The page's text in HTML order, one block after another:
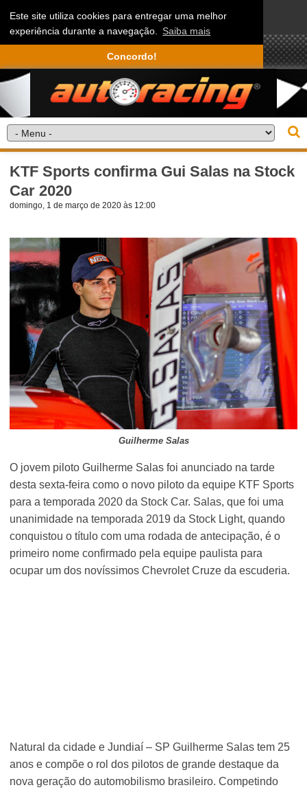
Este site utiliza cookies para entregar uma melhor
experiência durante a navegação. Saiba mais
Concordo!
KTF Sports confirma Gui Salas na Stock
Car 2020
domingo, 1 de março de 2020 às 12:00
Guilherme Salas
O jovem piloto Guilherme Salas foi anunciado na tarde
desta sexta-feira como o novo piloto da equipe KTF Sports
para a temporada 2020 da Stock Car. Salas, que foi uma
unanimidade na temporada 2019 da Stock Light, quando
conquistou o título com uma rodada de antecipação, é o
primeiro nome confirmado pela equipe paulista para
ocupar um dos novíssimos Chevrolet Cruze da escuderia.
Natural da cidade e Jundiaí – SP Guilherme Salas tem 25
anos e compõe o rol dos pilotos de grande destaque da
nova geração do automobilismo brasileiro. Competindo